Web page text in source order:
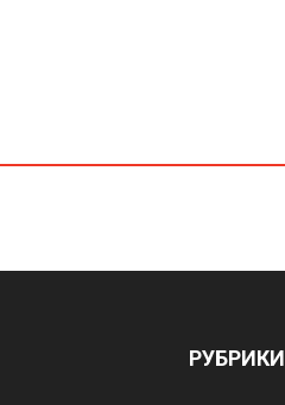
РУБРИКИ